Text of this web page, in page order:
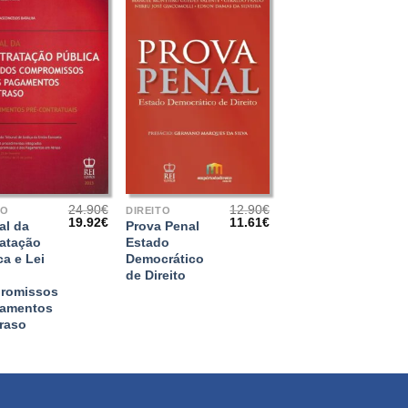
da
e Lei
24.90€
O
19.92€O
preço
atual
19.92€.
DIREITO
Prova Penal
Estado
Democrático
de Direito
12.90€
O
11.61€O